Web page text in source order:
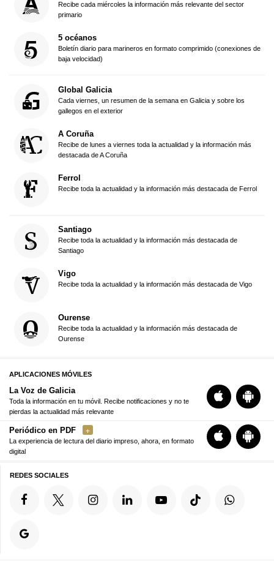
Recibe cada miércoles la información más relevante del sector
primario
5 océanos
Boletín diario para marineros en formato comprimido (conexiones de
baja velocidad)
Global Galicia
Cada viernes, un resumen de la semana en Galicia y sobre los
gallegos en el exterior
A Coruña
Recibe de lunes a viernes toda la actualidad y la información más
destacada de A Coruña
Ferrol
Recibe toda la actualidad y la información más destacada de Ferrol
Santiago
Recibe toda la actualidad y la información más destacada de
Santiago
Vigo
Recibe toda la actualidad y la información más destacada de Vigo
Ourense
Recibe toda la actualidad y la información más destacada de
Ourense
APLICACIONES MÓVILES
La Voz de Galicia
Toda la información en tu móvil. Recibe notificaciones y no te
pierdas la actualidad más relevante
Periódico en PDF
La experiencia de lectura del diario impreso, ahora, en formato
digital
REDES SOCIALES